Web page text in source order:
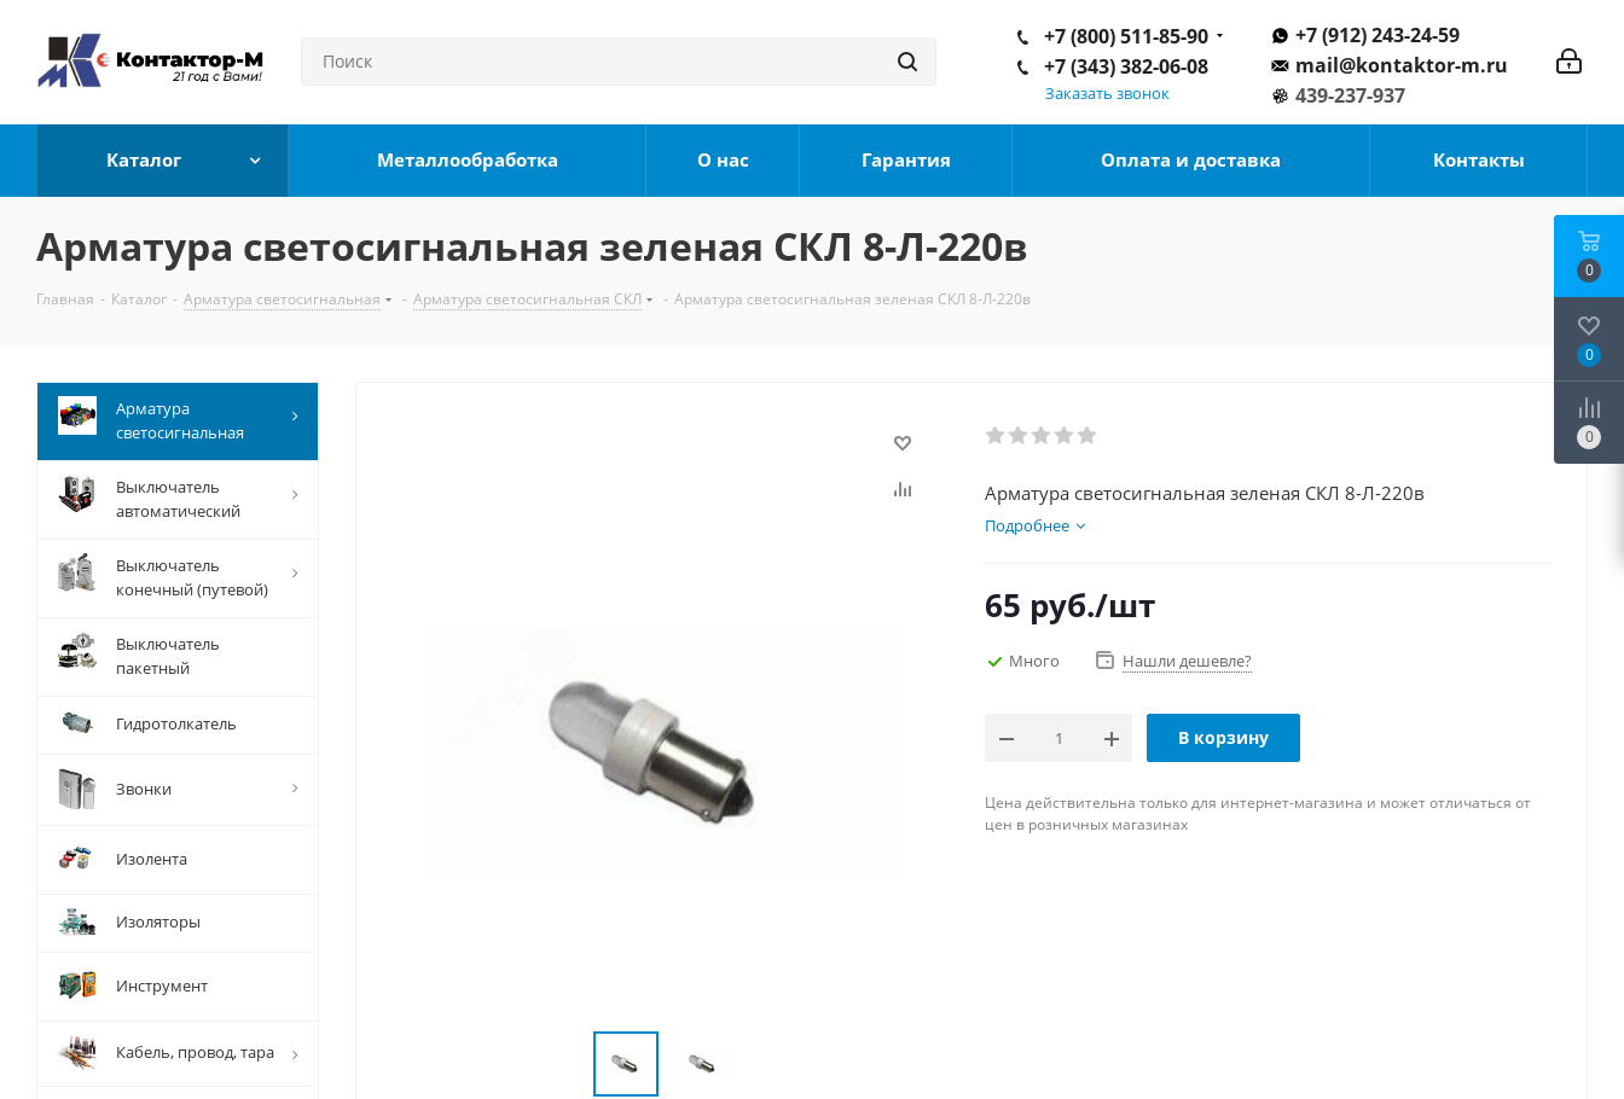
+7 (912) 243-24-59
mail@kontaktor-m.ru
439-237-937
+7 (800) 511-85-90
+7 (343) 382-06-08
Заказать звонок
Каталог Металлообработка О нас Гарантия Оплата и доставка Контакты
Арматура светосигнальная зеленая СКЛ 8-Л-220в
Главная - Каталог - Арматура светосигнальная - Арматура светосигнальная СКЛ - Арматура светосигнальная зеленая СКЛ 8-Л-220в
Арматура светосигнальная зеленая СКЛ 8-Л-220в
Подробнее
65 руб./шт
Много Нашли дешевле?
В корзину
Цена действительна только для интернет-магазина и может отличаться от
цен в розничных магазинах
Арматура
светосигнальная
Выключатель
автоматический
Выключатель
конечный (путевой)
Выключатель
пакетный
Гидротолкатель
Звонки
Изолента
Изоляторы
Инструмент
Кабель, провод, тара
0
0
0